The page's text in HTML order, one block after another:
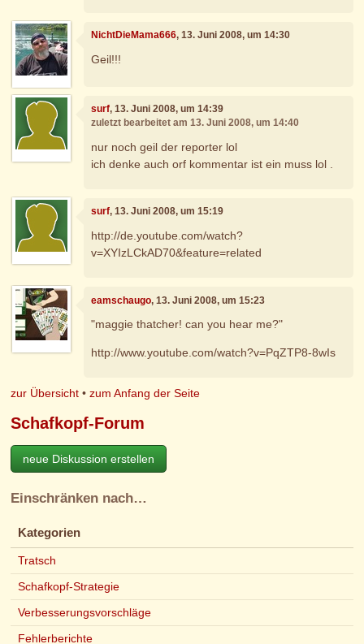
NichtDieMama666, 13. Juni 2008, um 14:30
Geil!!!
surf, 13. Juni 2008, um 14:39
zuletzt bearbeitet am 13. Juni 2008, um 14:40
nur noch geil der reporter lol
ich denke auch orf kommentar ist ein muss lol .
surf, 13. Juni 2008, um 15:19
http://de.youtube.com/watch?
v=XYIzLCkAD70&feature=related
eamschaugo, 13. Juni 2008, um 15:23
"maggie thatcher! can you hear me?"
http://www.youtube.com/watch?v=PqZTP8-8wIs
zur Übersicht •zum Anfang der Seite
Schafkopf-Forum
neue Diskussion erstellen
Einschränken nach…
Kategorien
Tratsch
Schafkopf-Strategie
Verbesserungsvorschläge
Fehlerberichte